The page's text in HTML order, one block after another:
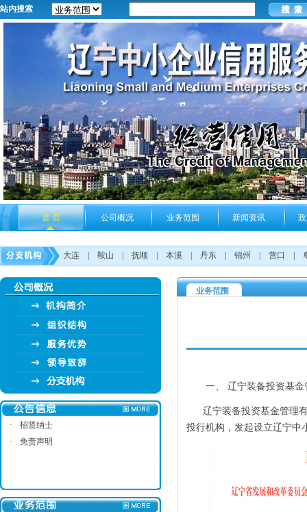
站内搜索
首 页 公司概况 业务范围 新闻资讯
大连 鞍山 抚顺 本溪 丹东 锦州 营口
·
招贤纳士
·
免责声明
业务范围
一、 辽宁装备投资基金
辽宁装备投资基金管理有
投行机构，发起设立辽宁中